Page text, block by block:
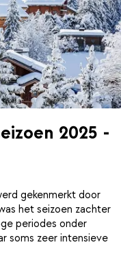
2025 -
gekenmerkt door
het seizoen zachter
periodes onder
soms zeer intensieve